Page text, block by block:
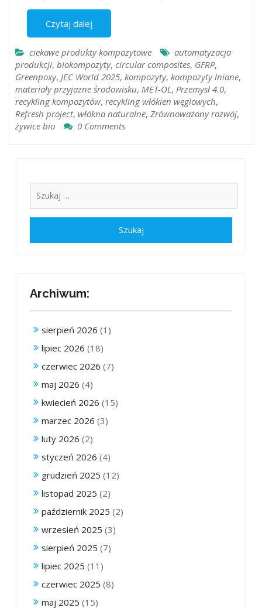
Czytaj dalej
ciekawe produkty kompozytowe
automatyzacja
produkcji, biokompozyty, circular composites, GFRP,
Greenpoxy, JEC World 2025, kompozyty, kompozyty lniane,
materiały przyjazne środowisku, MET-OL, Przemysł 4.0,
recykling kompozytów, recykling włókien węglowych,
Refresh project, włókna naturalne, Zrównoważony rozwój,
żywice bio
0 Comments
Archiwum:
sierpień 2026 (1)
lipiec 2026 (18)
czerwiec 2026 (7)
maj 2026 (4)
kwiecień 2026 (15)
marzec 2026 (3)
luty 2026 (2)
styczeń 2026 (4)
grudzień 2025 (12)
listopad 2025 (2)
październik 2025 (2)
wrzesień 2025 (3)
sierpień 2025 (7)
lipiec 2025 (11)
czerwiec 2025 (8)
maj 2025 (15)